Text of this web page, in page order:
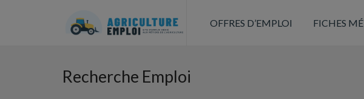
OFFRES D’EMPLOI FICHES
Recherche Emploi